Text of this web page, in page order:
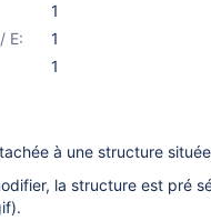
1
E:
1
1
à une structure
la structure est pré